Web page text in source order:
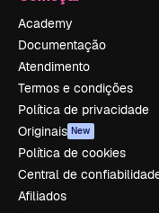
Academy
Documentação
Atendimento
Termos e condições
Política de privacidade
Originais New
Política de cookies
Central de
Afiliados